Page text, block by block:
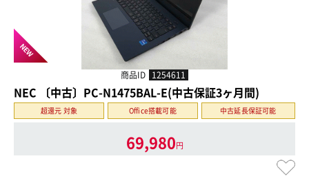
NEW
商品ID 1254611
NEC 〔中古〕PC-N1475BAL-E(中古保証3ヶ月間)
超還元 対象 Office搭載可能 中古延長保証可能
69,980円